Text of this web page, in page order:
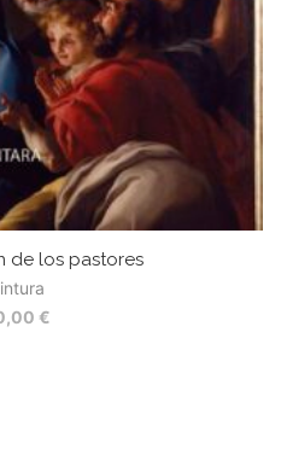
de los pastores
€